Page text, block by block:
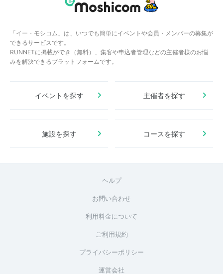
「イー・モシコム」は、いつでも簡単にイベントや会員・メンバーの募集が
できるサービスです。
RUNNETに掲載ができ（無料）、集客や申込者管理などの主催者様のお悩
みを解決できるプラットフォームです。
イベントを探す 主催者を探す
施設を探す コースを探す
ヘルプ
お問い合わせ
利用料金について
ご利用規約
プライバシーポリシー
運営会社